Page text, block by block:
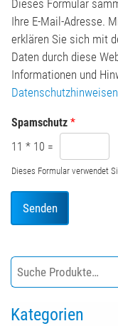
n
*
t
*
Dieses Formular
Ihre E-Mail-Adresse.
erklären Sie sich mit
Daten durch diese
Informationen und
Datenschutzhinweisen
Spamschutz *
11 * 10 =
Dieses Formular verwendet
Senden
Kategorien